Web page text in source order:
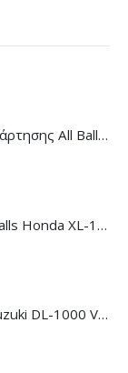
Κιτ Κουζινέτα Εμπρός Ανάρτησης All Balls Honda CBR-1100XX Blackbird
Front Suspension Kit All Balls Honda XL-1000V Varadero
Ανορθωτής Arrowhead Suzuki DL-1000 V'Strom